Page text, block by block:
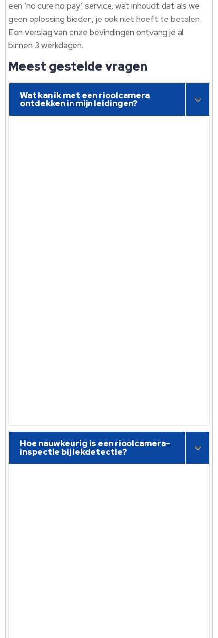
een ‘no cure no pay’ service, wat inhoudt dat als we
geen oplossing bieden, je ook niet hoeft te betalen.
Een verslag van onze bevindingen ontvang je al
binnen 3 werkdagen.
Meest gestelde vragen
Wat kan ik met een rioolcamera
ontdekken in mijn leidingen?
Hoe nauwkeurig is een rioolcamera-
inspectie bij lekdetectie?